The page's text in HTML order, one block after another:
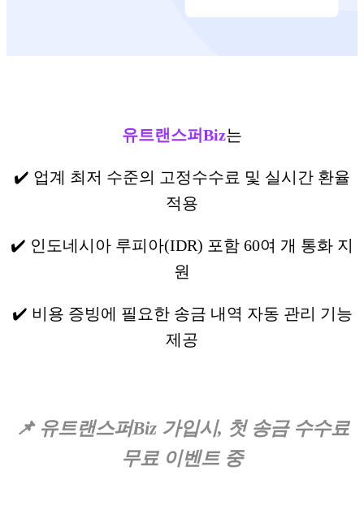
유트랜스퍼Biz는
✔️ 업계 최저 수준의 고정수수료 및 실시간 환율
적용
✔️ 인도네시아 루피아(IDR) 포함 60여 개 통화 지
원
✔️ 비용 증빙에 필요한 송금 내역 자동 관리 기능
제공
📌 유트랜스퍼Biz 가입시, 첫 송금 수수료
무료 이벤트 중